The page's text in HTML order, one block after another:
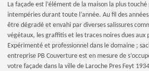
La façade est l’élément de la maison la plus touché
intempéries durant toute l’année. Au fil des
être dégradé et envahi par diverses salissures
végétaux, les graffitis et les traces noires dues aux
Expérimenté et professionnel dans le domaine ;
entreprise PB Couverture est en mesure de
votre façade dans la ville de Laroche Pres Feyt